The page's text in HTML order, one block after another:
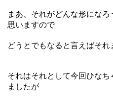
まあ、それがどんな形にな
思いますので
どうとでもなると言えばそれ
それはそれとして今回ひな
ましたが